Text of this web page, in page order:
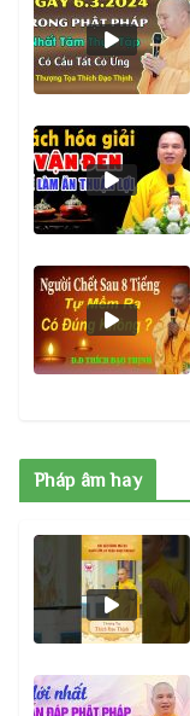
Pháp âm hay